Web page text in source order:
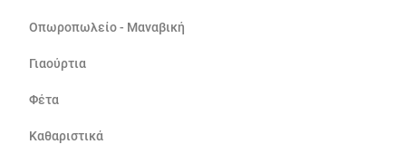
Οπωροπωλείο - Μαναβική
Γιαούρτια
Φέτα
Καθαριστικά